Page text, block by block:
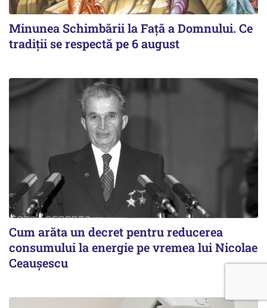
Minunea Schimbării la Față a Domnului. Ce
tradiții se respectă pe 6 august
Cum arăta un decret pentru reducerea
consumului la energie pe vremea lui Nicolae
Ceaușescu